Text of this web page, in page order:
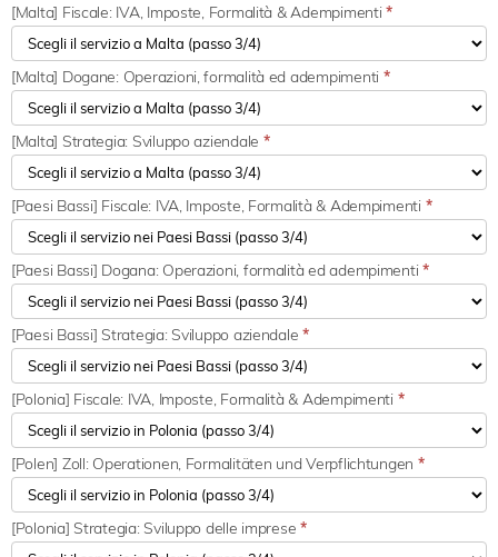
[Malta] Fiscale: IVA, Imposte, Formalità & Adempimenti*
[Malta] Dogane: Operazioni, formalità ed adempimenti *
[Malta] Strategia: Sviluppo aziendale *
[Paesi Bassi] Fiscale: IVA, Imposte, Formalità & Adempimenti *
[Paesi Bassi] Dogana: Operazioni, formalità ed adempimenti*
[Paesi Bassi] Strategia: Sviluppo aziendale*
[Polonia] Fiscale: IVA, Imposte, Formalità & Adempimenti *
[Polen] Zoll: Operationen, Formalitäten und Verpflichtungen *
[Polonia] Strategia: Sviluppo delle imprese*